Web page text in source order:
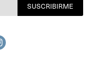
SUSCRIBIRME